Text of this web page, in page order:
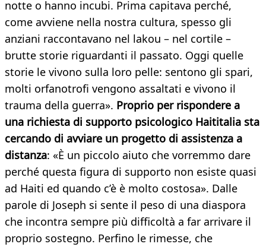
notte o hanno incubi. Prima capitava perché,
come avviene nella nostra cultura, spesso gli
anziani raccontavano nel lakou – nel cortile –
brutte storie riguardanti il passato. Oggi quelle
storie le vivono sulla loro pelle: sentono gli spari,
molti orfanotrofi vengono assaltati e vivono il
trauma della guerra». Proprio per rispondere a
una richiesta di supporto psicologico Haititalia sta
cercando di avviare un progetto di assistenza a
distanza: «È un piccolo aiuto che vorremmo dare
perché questa figura di supporto non esiste quasi
ad Haiti ed quando c’è è molto costosa». Dalle
parole di Joseph si sente il peso di una diaspora
che incontra sempre più difficoltà a far arrivare il
proprio sostegno. Perfino le rimesse, che